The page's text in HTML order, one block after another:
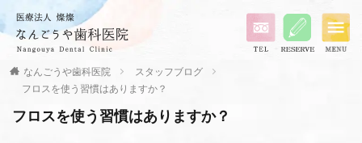
なんごうや歯科医院
スタッフブログ
フロスを使う習慣はありますか？
フロスを使う習慣はありますか？